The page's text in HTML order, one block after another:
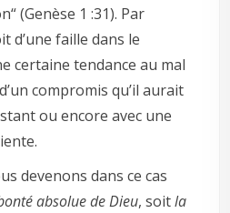
(Genèse 1 :31). Par
d’une faille dans le
certaine tendance au mal
compromis qu’il aurait
ou encore avec une
devenons dans ce cas
absolue de Dieu, soitla